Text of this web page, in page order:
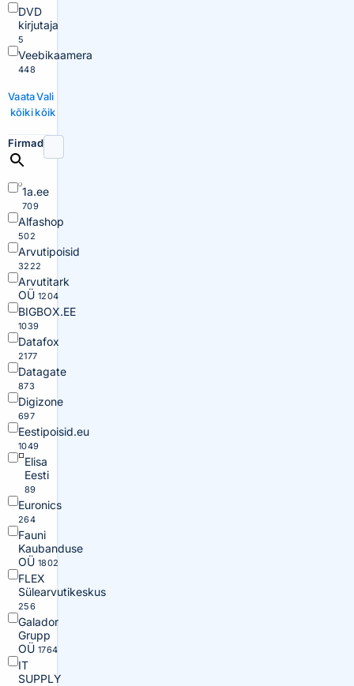
DVD
kirjutaja
5
Veebikaamera
448
Vaata
kõiki
Vali
kõik
Firmad
1a.ee
709
Alfashop
502
Arvutipoisid
3222
Arvutitark
OÜ 1204
BIGBOX.EE
1039
Datafox
2177
Datagate
873
Digizone
697
Eestipoisid.eu
1049
Elisa
Eesti
89
Euronics
264
Fauni
Kaubanduse
OÜ 1802
FLEX
Sülearvutikeskus
256
Galador
Grupp
OÜ 1764
IT
SUPPLY